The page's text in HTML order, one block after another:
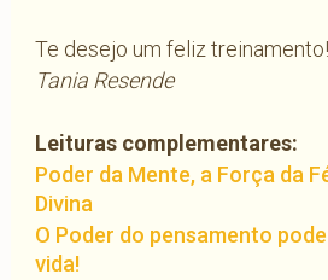
Te desejo um feliz treinamento!
Tania Resende
Leituras complementares:
Poder da Mente, a Força da
Divina
O Poder do pensamento
vida!